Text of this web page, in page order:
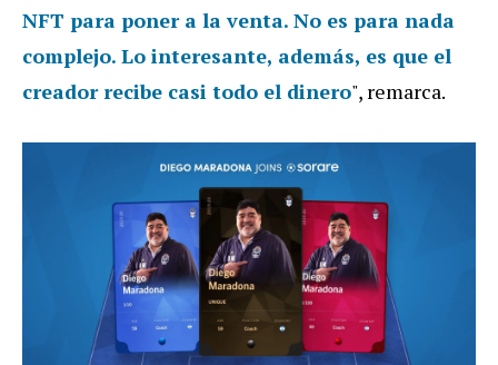
NFT para poner a la venta. No es para nada
complejo. Lo interesante, además, es que el
creador recibe casi todo el dinero", remarca.